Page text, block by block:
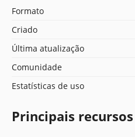
Formato
Criado
Última atualização
Comunidade
Estatísticas de uso
Principais